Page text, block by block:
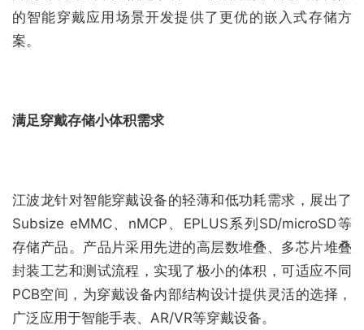
的智能穿戴应用场景开发提供了更优的嵌入式存储方
案。
满足穿戴存储小体积需求
江波龙针对智能穿戴设备的轻薄和低功耗需求，展出了
Subsize eMMC、nMCP、EPLUS系列SD/microSD等
存储产品。产品片采用先进的高层数堆叠、多芯片堆叠
封装工艺和测试流程，实现了极小的体积，可适应不同
PCB空间，为穿戴设备内部结构设计提供灵活的选择，
广泛应用于智能手表、AR/VR等穿戴设备。